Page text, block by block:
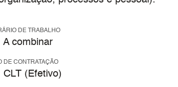
DE TRABALHO
A combinar
DE CONTRATAÇÃO
CLT (Efetivo)